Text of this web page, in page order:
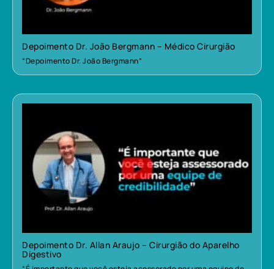
Depoimento Dr. João Bergmann – Médico Cirurgião
“Depoimento Dr. João Bergmann”
Depoimento Dr. Allan Araujo – Cirurgião do Aparelho
Digestivo